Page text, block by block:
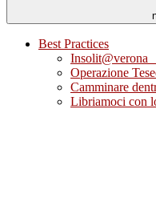
Best Practices
Insolit@verona
Operazione
Camminare
Libriamoci con